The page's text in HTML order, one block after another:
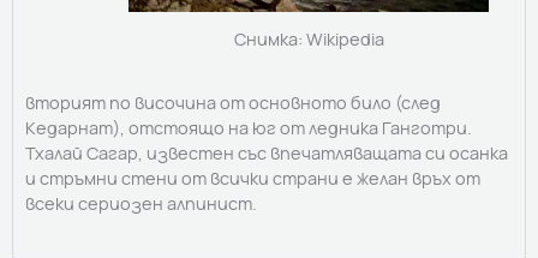
Снимка: Wikipedia
вторият по височина от основното било (след
Кедарнат), отстоящо на юг от ледника Ганготри.
Тхалай Сагар, известен със впечатляващата си осанка
и стръмни стени от всички страни е желан връх от
всеки сериозен алпинист.